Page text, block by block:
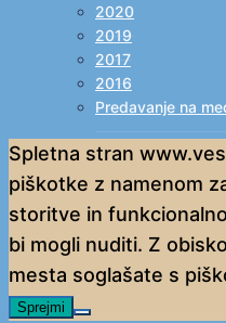
2020
2019
2017
2016
Predavanje na
Spletna stran
piškotke z namenom
storitve in
bi mogli nuditi. Z
mesta soglašate s
Sprejmi